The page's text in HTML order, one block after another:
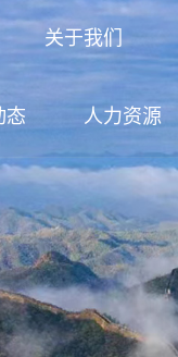
关于我们
态 人力资源